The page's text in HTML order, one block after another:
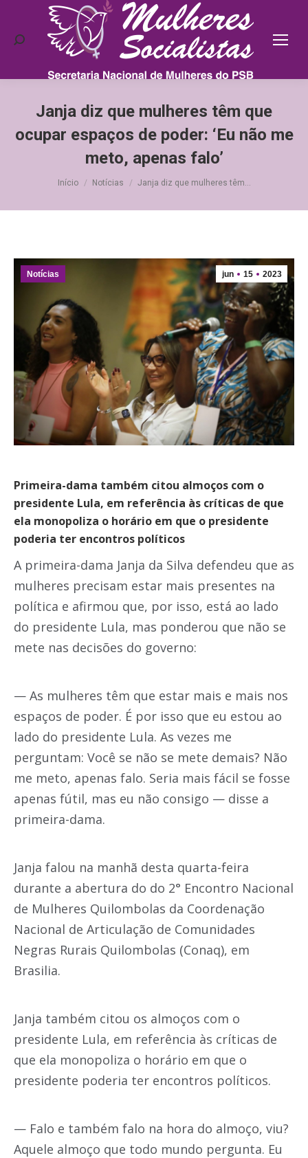
Search:
Janja diz que mulheres têm que
ocupar espaços de poder: ‘Eu não me
meto, apenas falo’
Você está aqui:
Início Notícias Janja diz que mulheres têm…
jun 15 2023
Notícias
Primeira-dama também citou almoços com o
presidente Lula, em referência às críticas de que
ela monopoliza o horário em que o presidente
poderia ter encontros políticos
A primeira-dama Janja da Silva defendeu que as
mulheres precisam estar mais presentes na
política e afirmou que, por isso, está ao lado
do presidente Lula, mas ponderou que não se
mete nas decisões do governo:
— As mulheres têm que estar mais e mais nos
espaços de poder. É por isso que eu estou ao
lado do presidente Lula. As vezes me
perguntam: Você se não se mete demais? Não
me meto, apenas falo. Seria mais fácil se fosse
apenas fútil, mas eu não consigo — disse a
primeira-dama.
Janja falou na manhã desta quarta-feira
durante a abertura do do 2° Encontro Nacional
de Mulheres Quilombolas da Coordenação
Nacional de Articulação de Comunidades
Negras Rurais Quilombolas (Conaq), em
Brasilia.
Janja também citou os almoços com o
presidente Lula, em referência às críticas de
que ela monopoliza o horário em que o
presidente poderia ter encontros políticos.
— Falo e também falo na hora do almoço, viu?
Aquele almoço que todo mundo pergunta. Eu